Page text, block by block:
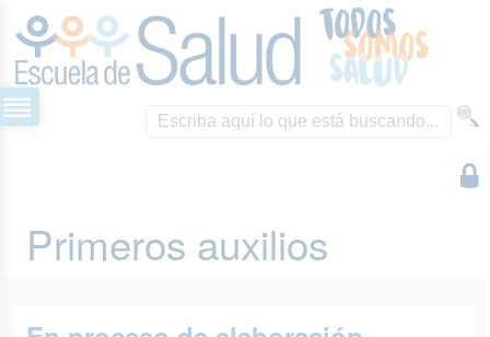
Primeros auxilios